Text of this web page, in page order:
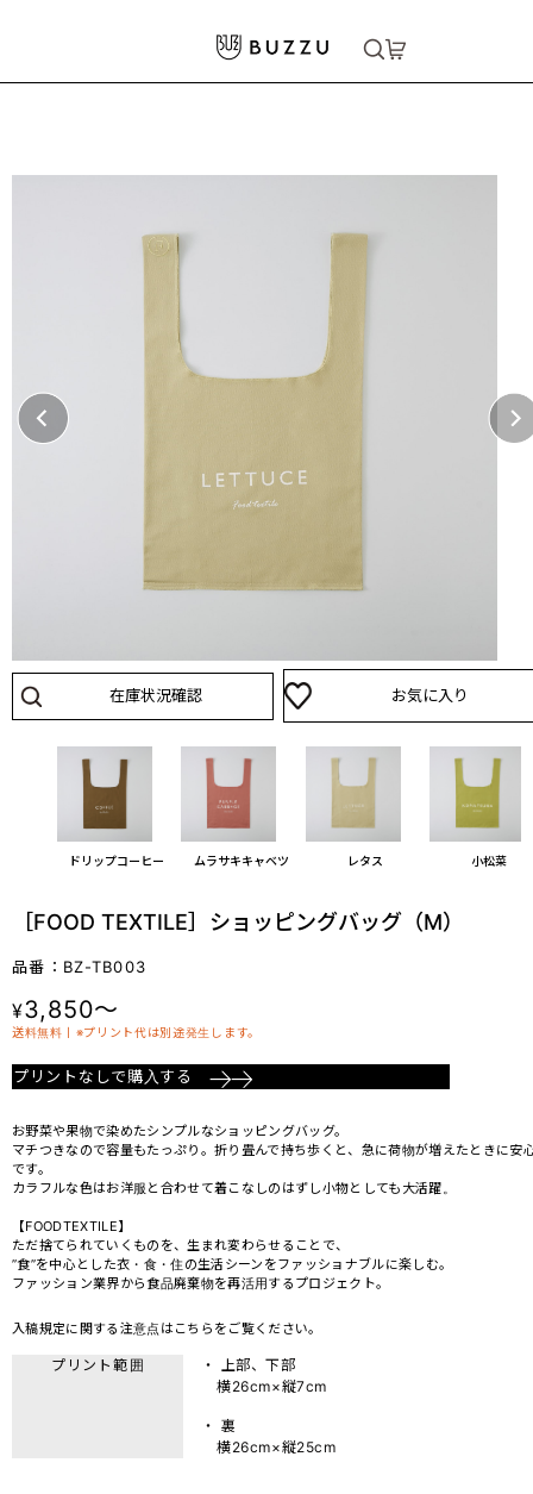
トートバッグ
［FOOD TEXTILE］ショッピングバッグ（M）
在庫状況確認 お気に入り
ドリップコーヒー ムラサキキャベツ レタス 小松菜
［FOOD TEXTILE］ショッピングバッグ（M）
品番：BZ-TB003
¥3,850～
送料無料丨※プリント代は別途発生します。
プリントなしで購入する
お野菜や果物で染めたシンプルなショッピングバッグ。
マチつきなので容量もたっぷり。折り畳んで持ち歩くと、急に荷物が増えたときに安
です。
カラフルな色はお洋服と合わせて着こなしのはずし小物としても大活躍。
【FOODTEXTILE】
ただ捨てられていくものを、生まれ変わらせることで、
”食”を中心とした衣・食・住の生活シーンをファッショナブルに楽しむ。
ファッション業界から食品廃棄物を再活用するプロジェクト。
入稿規定に関する注意点は こちら をご覧ください。
プリント範囲
・ 上部、下部
横26cm×縦7cm
・ 裏
横26cm×縦25cm